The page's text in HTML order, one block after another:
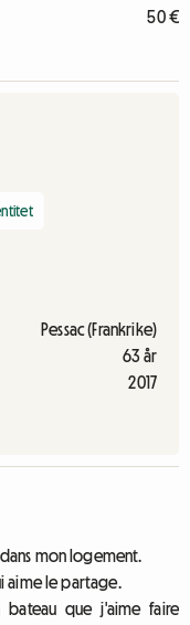
50 €
Pessac (Frankrike)
63 år
2017
mon logement.
aime le partage.
bateau que j'aime faire